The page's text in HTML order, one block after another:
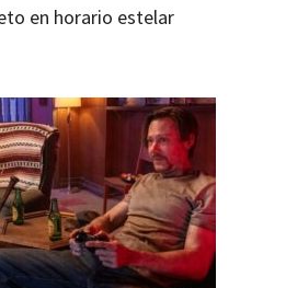
en horario estelar